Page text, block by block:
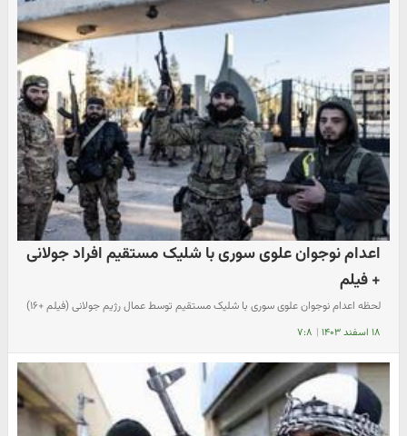
اعدام نوجوان علوی سوری با شلیک مستقیم افراد جولانی
+ فیلم
لحظه اعدام نوجوان علوی سوری با شلیک مستقیم توسط عمال رژیم جولانی (فیلم +۱۶)
۱۸ اسفند ۱۴۰۳ | ۷:۸